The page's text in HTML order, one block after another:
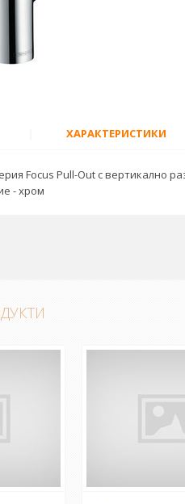
ХАРАКТЕРИСТИКИ
Focus Pull-Out с вертикално
- хром